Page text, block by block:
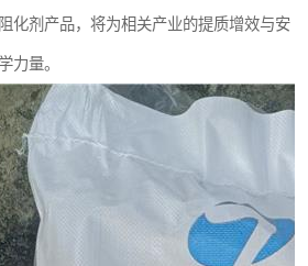
化剂产品，将为相关产业的提质增效与安
力量。